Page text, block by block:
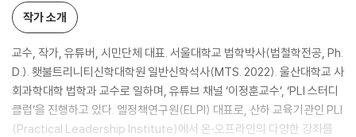
작가 소개
교수, 작가, 유튜버, 시민단체 대표. 서울대학교 법학박사(법철학전공, Ph.
D.). 횃불트리니티신학대학원 일반신학석사(MTS. 2022). 울산대학교 사
회과학대학 법학과 교수로 일하며, 유튜브 채널 ‘이정훈교수’, ‘PLI 스터디
클럽’을 진행하고 있다. 엘정책연구원(ELPI) 대표로, 산하 교육기관인 PLI
(Practical Leadership Institute)에서 온·오프라인의 다양한 강좌를